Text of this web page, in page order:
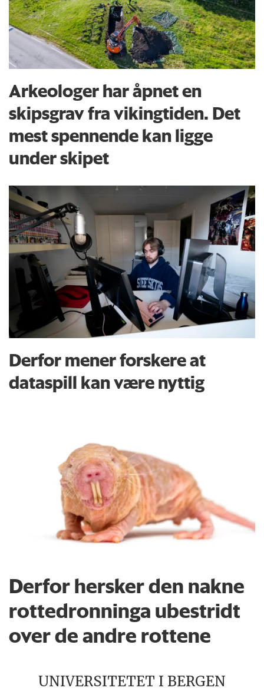
Arkeologer har åpnet en
skipsgrav fra vikingtiden. Det
mest spennende kan ligge
under skipet
Derfor mener forskere at
dataspill kan være nyttig
Derfor hersker den nakne
rottedronninga ubestridt
over de andre rottene
UNIVERSITETET I BERGEN